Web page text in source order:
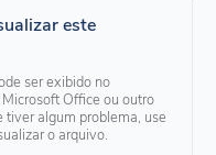
este
ser exibido no
Office ou outro
algum problema, use
o arquivo.